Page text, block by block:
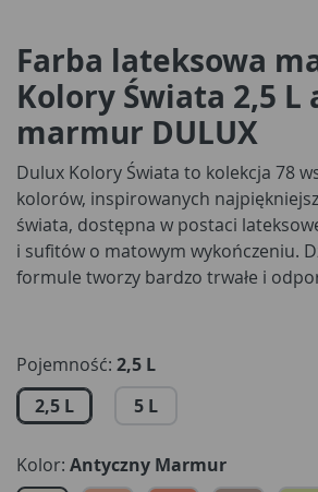
Farba lateksowa
Kolory Świata 2,5 L
marmur DULUX
Dulux Kolory Świata to kolekcja 78
kolorów, inspirowanych
świata, dostępna w postaci
i sufitów o matowym wykończeniu.
formule tworzy bardzo trwałe i
powłoki, zachowując idealny wygląd
niezmiennie podpowiada trendy
to nadal skandynawskie szarości. W
aż 15 odcieni do wyboru: od
Lodu lub Polarna Mgiełka do
Pojemność: 2,5 L
2,5 L
5 L
Kolor: Antyczny Marmur